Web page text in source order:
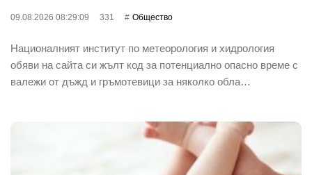
09.08.2026 08:29:09 331 Общество
Националният институт по метеорология и хидрология
обяви на сайта си жълт код за потенциално опасно време с
валежи от дъжд и гръмотевици за няколко обла…